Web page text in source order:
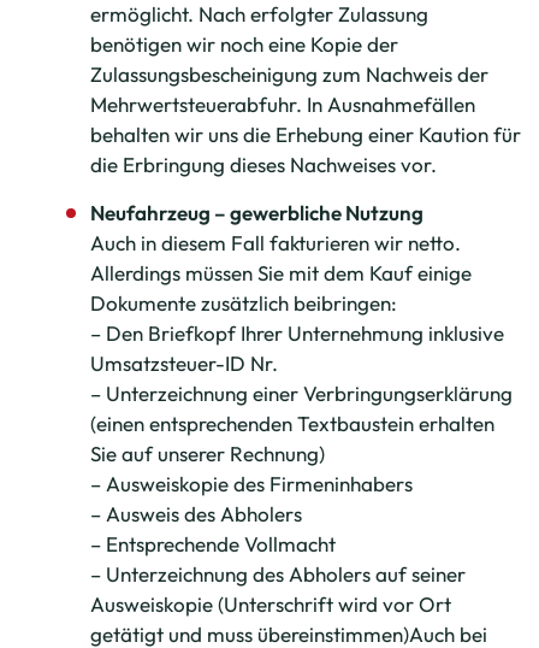
ermöglicht. Nach erfolgter Zulassung
benötigen wir noch eine Kopie der
Zulassungsbescheinigung zum Nachweis der
Mehrwertsteuerabfuhr. In Ausnahmefällen
behalten wir uns die Erhebung einer Kaution für
die Erbringung dieses Nachweises vor.
Neufahrzeug – gewerbliche Nutzung
Auch in diesem Fall fakturieren wir netto.
Allerdings müssen Sie mit dem Kauf einige
Dokumente zusätzlich beibringen:
– Den Briefkopf Ihrer Unternehmung inklusive
Umsatzsteuer-ID Nr.
– Unterzeichnung einer Verbringungserklärung
(einen entsprechenden Textbaustein erhalten
Sie auf unserer Rechnung)
– Ausweiskopie des Firmeninhabers
– Ausweis des Abholers
– Entsprechende Vollmacht
– Unterzeichnung des Abholers auf seiner
Ausweiskopie (Unterschrift wird vor Ort
getätigt und muss übereinstimmen)Auch bei